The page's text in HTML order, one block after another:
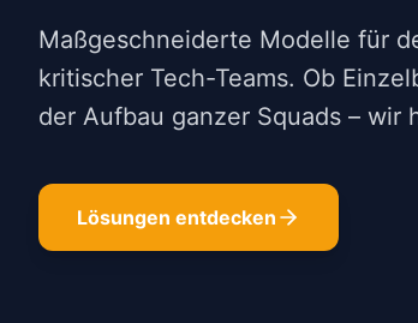
Maßgeschneiderte Modelle für
kritischer Tech-Teams. Ob
der Aufbau ganzer Squads – wir
Lösungen entdecken